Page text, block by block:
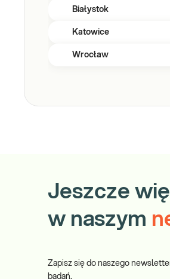
Białystok
Katowice
Wrocław
Jeszcze
w naszym
Zapisz się do naszego
badań.